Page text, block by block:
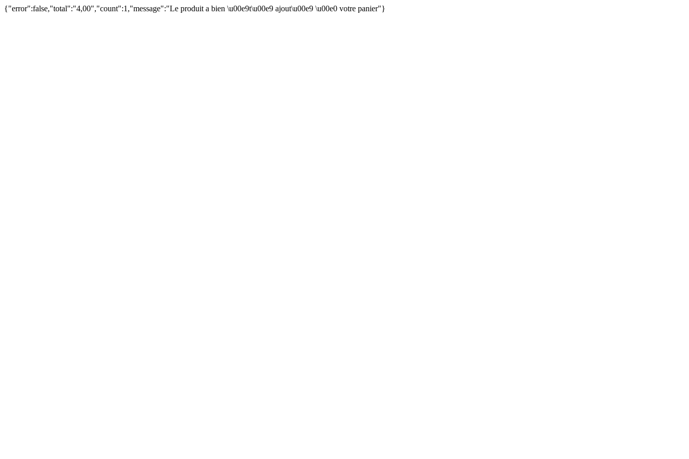
{"error":false,"total":"4,00","count":1,"message":"Le produit a bien \u00e9t\u00e9 ajout\u00e9 \u00e0 votre panier"}